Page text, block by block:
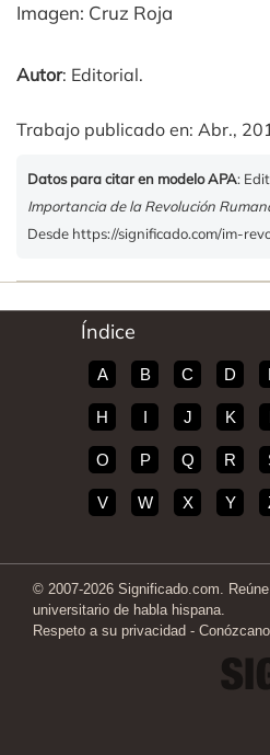
Imagen: Cruz Roja
Autor: Editorial.
Trabajo publicado en: Abr.,
Datos para citar en modelo APA:
Importancia de la Revolución
Desde https://significado.com/im-
Índice
A B C D
H I J K
O P Q R
V W X Y
© 2007-2026 Significado.com.
universitario de habla hispana.
Respeto a su privacidad -